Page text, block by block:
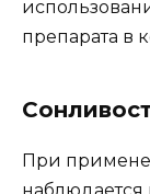
препарата в
При